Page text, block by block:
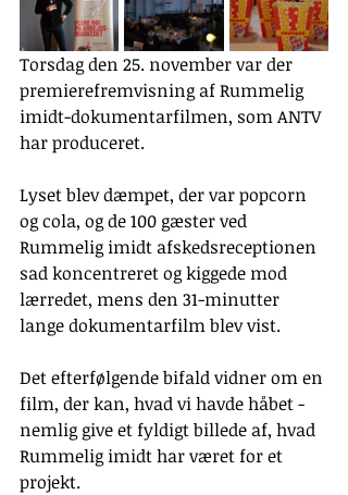
Torsdag den 25. november var der
premierefremvisning af Rummelig
imidt-dokumentarfilmen, som ANTV
har produceret.
Lyset blev dæmpet, der var popcorn
og cola, og de 100 gæster ved
Rummelig imidt afskedsreceptionen
sad koncentreret og kiggede mod
lærredet, mens den 31-minutter
lange dokumentarfilm blev vist.
Det efterfølgende bifald vidner om en
film, der kan, hvad vi havde håbet -
nemlig give et fyldigt billede af, hvad
Rummelig imidt har været for et
projekt.